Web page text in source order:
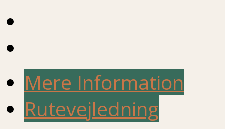
Mere Information
Rutevejledning